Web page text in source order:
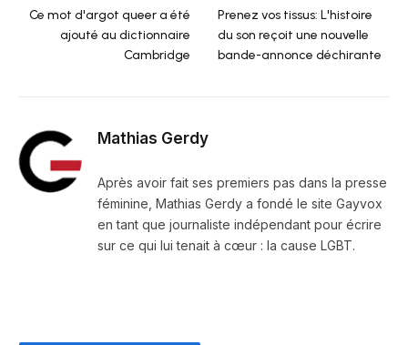
Ce mot d'argot queer a été
ajouté au dictionnaire
Cambridge
Prenez vos tissus: L'histoire
du son reçoit une nouvelle
bande-annonce déchirante
Mathias Gerdy
Après avoir fait ses premiers pas dans la presse
féminine, Mathias Gerdy a fondé le site Gayvox
en tant que journaliste indépendant pour écrire
sur ce qui lui tenait à cœur : la cause LGBT.